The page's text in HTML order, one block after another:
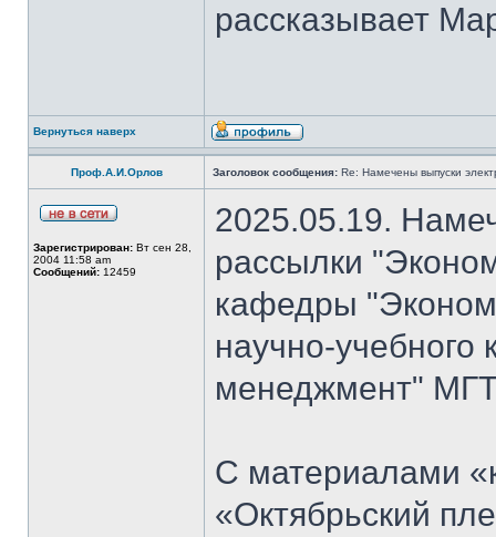
рассказывает
Вернуться наверх
Проф.А.И.Орлов Заголовок сообщения: Re: Намечены выпуски
Зарегистрирован: Вт сен 28,
2004 11:58 am
Сообщений: 12459
2025.05.19.
рассылки
кафедры
научно-
менеджмент"
С материалами
«Октябрьский